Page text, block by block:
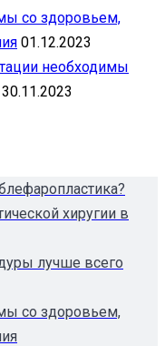
со здоровьем,
01.12.2023
необходимы
30.11.2023
хиругии в
лучше всего
со здоровьем,